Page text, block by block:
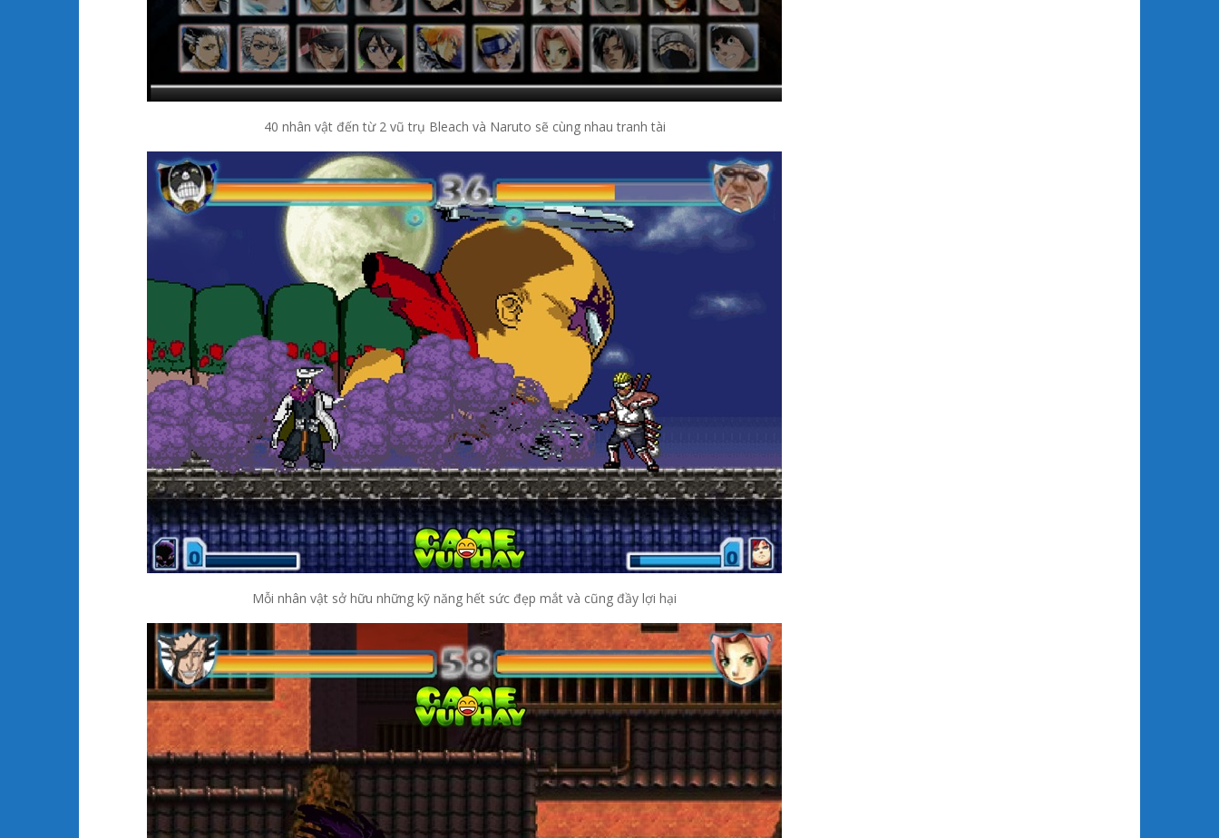
40 nhân vật đến từ 2 vũ trụ Bleach và Naruto sẽ cùng nhau tranh tài
Mỗi nhân vật sở hữu những kỹ năng hết sức đẹp mắt và cũng đầy lợi hại